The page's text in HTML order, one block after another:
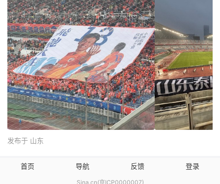
发布于 山东
首页 导航 反馈 登录
Sina.cn(京ICP0000007)